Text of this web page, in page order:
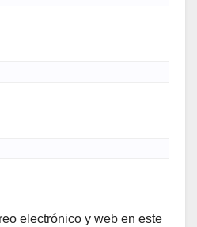
electrónico y web en este